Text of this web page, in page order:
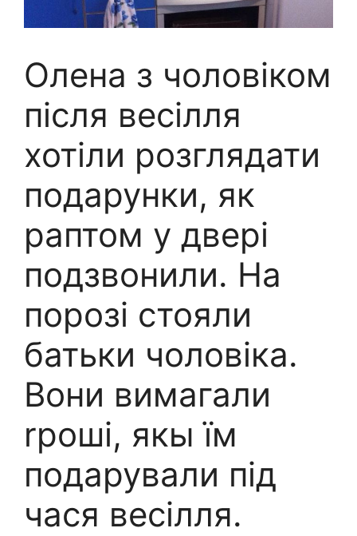
Олена з чоловіком
після весілля
хотіли розглядати
подарунки, як
раптом у двері
подзвонили. На
порозі стояли
батьки чоловіка.
Вони вимагали
rроші, якы їм
подарували під
чася весілля.